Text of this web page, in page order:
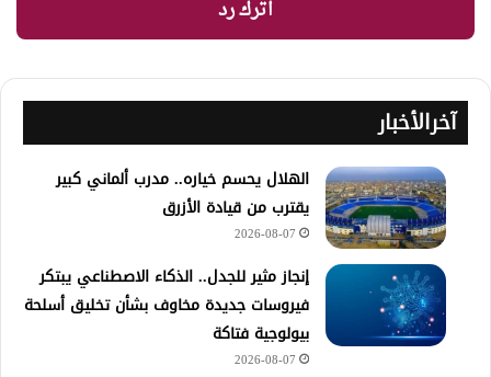
اترك رد
آخرالأخبار
الهلال يحسم خياره.. مدرب ألماني كبير
يقترب من قيادة الأزرق
2026-08-07
إنجاز مثير للجدل.. الذكاء الاصطناعي يبتكر
فيروسات جديدة مخاوف بشأن تخليق أسلحة
بيولوجية فتاكة
2026-08-07